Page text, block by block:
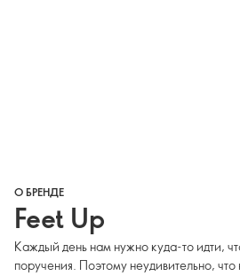
О БРЕНДЕ
Feet Up
Каждый день нам нужно куда-то идти,
поручения. Поэтому неудивительно,